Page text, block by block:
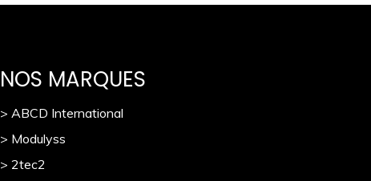
NOS MARQUES
> ABCD International
> Modulyss
> 2tec2